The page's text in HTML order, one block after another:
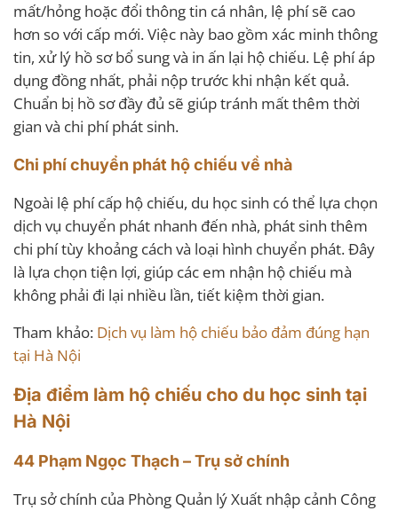
mất/hỏng hoặc đổi thông tin cá nhân, lệ phí sẽ cao
hơn so với cấp mới. Việc này bao gồm xác minh thông
tin, xử lý hồ sơ bổ sung và in ấn lại hộ chiếu. Lệ phí áp
dụng đồng nhất, phải nộp trước khi nhận kết quả.
Chuẩn bị hồ sơ đầy đủ sẽ giúp tránh mất thêm thời
gian và chi phí phát sinh.
Chi phí chuyển phát hộ chiếu về nhà
Ngoài lệ phí cấp hộ chiếu, du học sinh có thể lựa chọn
dịch vụ chuyển phát nhanh đến nhà, phát sinh thêm
chi phí tùy khoảng cách và loại hình chuyển phát. Đây
là lựa chọn tiện lợi, giúp các em nhận hộ chiếu mà
không phải đi lại nhiều lần, tiết kiệm thời gian.
Tham khảo: Dịch vụ làm hộ chiếu bảo đảm đúng hạn
tại Hà Nội
Địa điểm làm hộ chiếu cho du học sinh tại
Hà Nội
44 Phạm Ngọc Thạch – Trụ sở chính
Trụ sở chính của Phòng Quản lý Xuất nhập cảnh Công